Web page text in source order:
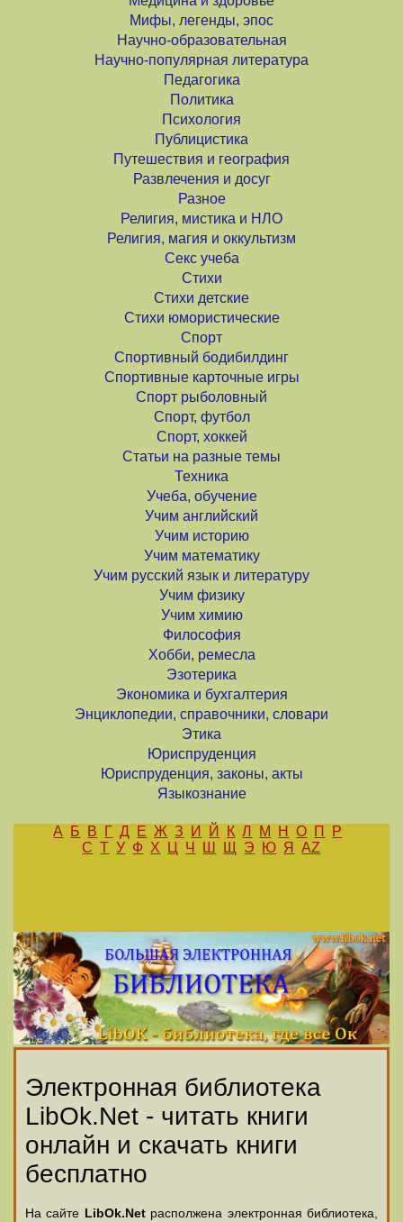
Мифы, легенды, эпос
Научно-образовательная
Научно-популярная литература
Педагогика
Политика
Психология
Публицистика
Путешествия и география
Развлечения и досуг
Разное
Религия, мистика и НЛО
Религия, магия и оккультизм
Секс учеба
Стихи
Стихи детские
Стихи юмористические
Спорт
Спортивный бодибилдинг
Спортивные карточные игры
Спорт рыболовный
Спорт, футбол
Спорт, хоккей
Статьи на разные темы
Техника
Учеба, обучение
Учим английский
Учим историю
Учим математику
Учим русский язык и литературу
Учим физику
Учим химию
Философия
Хобби, ремесла
Эзотерика
Экономика и бухгалтерия
Энциклопедии, справочники, словари
Этика
Юриспруденция
Юриспруденция, законы, акты
Языкознание
А Б В Г Д Е Ж З И Й К Л М Н О П
Р
С Т У Ф Х Ц Ч Ш Щ Э Ю Я AZ
Электронная библиотека
LibOk.Net - читать книги
онлайн и скачать книги
бесплатно
На сайте LibOk.Netрасполжена электронная библиотека,